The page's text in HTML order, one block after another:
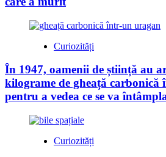
Curiozități
În 1947, oamenii de știință au
kilograme de gheață carbonică
pentru a vedea ce se va
Curiozități